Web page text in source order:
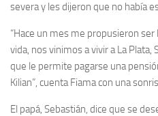
severa y les dijeron que no había
“Hace un mes me propusieron
vida, nos vinimos a vivir a La
que le permite pagarse una
Kilian”, cuenta Fiama con una
El papá, Sebastián, dice que se